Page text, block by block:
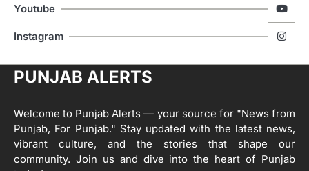
5
ਮੋਦੀ ਜੀ ਪੁਲਿਸ ਦੇ ਦਮ ‘ਤੇ ਨੈਸ਼ਨਲ ਟਾਊਨਹਾਲ
ਅਗੇਂਸਟ ਈ-20 ਨੂੰ ਰੋਕਣ ਦੀ ਕੋਸ਼ਿਸ਼ ਕਰ ਰਹੇ
ਹਨ- ਕੇਜਰੀਵਾਲ
Editor
Editor
2
ਖੇਤੀਬਾੜੀ ਵਿਭਾਗ ਵੱਲੋਂ ‘ਮਿਸ਼ਨ ਫਾਰ ਕਾਟਨ
ਪ੍ਰੋਡਕਟੀਵਿਟੀ’ ਅਧੀਨ ਪਿੰਡ ਬਧਾਈ ਵਿਖੇ ‘ਖੇਤ
Youtube
Instagram
PUNJAB ALERTS
Welcome to Punjab Alerts — your source for "News from
Punjab, For Punjab." Stay updated with the latest news,
vibrant culture, and the stories that shape our
community. Join us and dive into the heart of Punjab